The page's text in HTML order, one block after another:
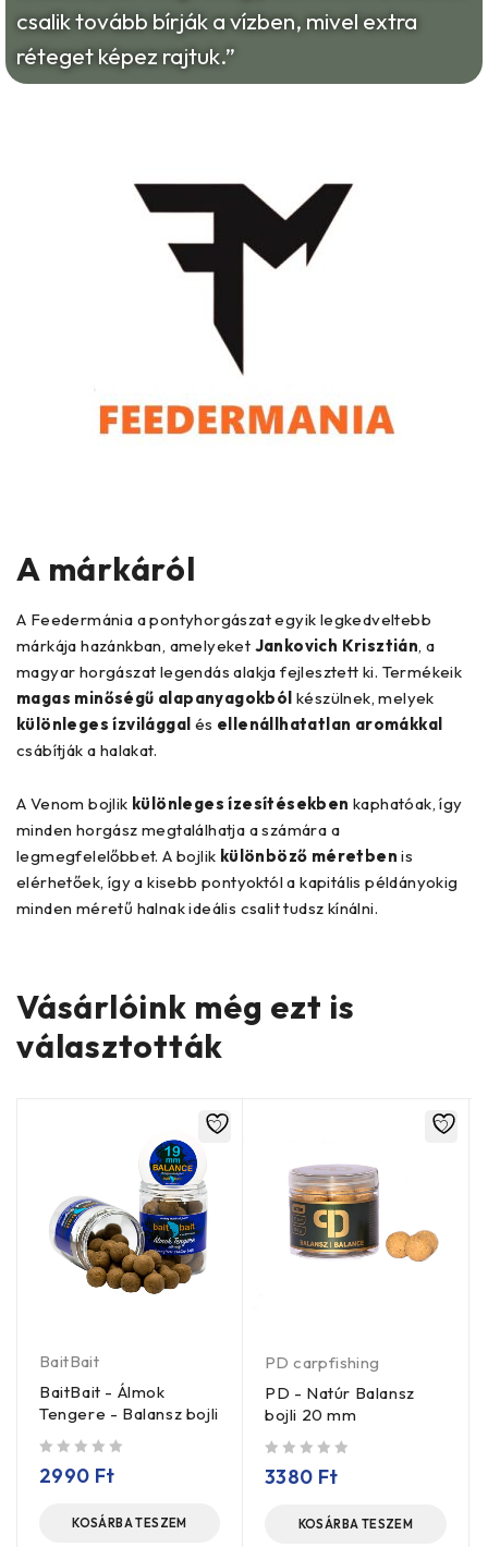
csalik tovább bírják a vízben, mivel extra
réteget képez rajtuk.”
A márkáról
A Feedermánia a pontyhorgászat egyik legkedveltebb
márkája hazánkban, amelyeket Jankovich Krisztián, a
magyar horgászat legendás alakja fejlesztett ki. Termékeik
magas minőségű alapanyagokból készülnek, melyek
különleges ízvilággal és ellenállhatatlan aromákkal
csábítják a halakat.
A Venom bojlik különleges ízesítésekben kaphatóak, így
minden horgász megtalálhatja a számára a
legmegfelelőbbet. A bojlik különböző méretben is
elérhetőek, így a kisebb pontyoktól a kapitális példányokig
minden méretű halnak ideális csalit tudsz kínálni.
Vásárlóink még ezt is
választották
BaitBait
BaitBait - Álmok
Tengere - Balansz bojli
2990 Ft
KOSÁRBA TESZEM
PD carpfishing
PD - Natúr Balansz
bojli 20 mm
3380 Ft
KOSÁRBA TESZEM